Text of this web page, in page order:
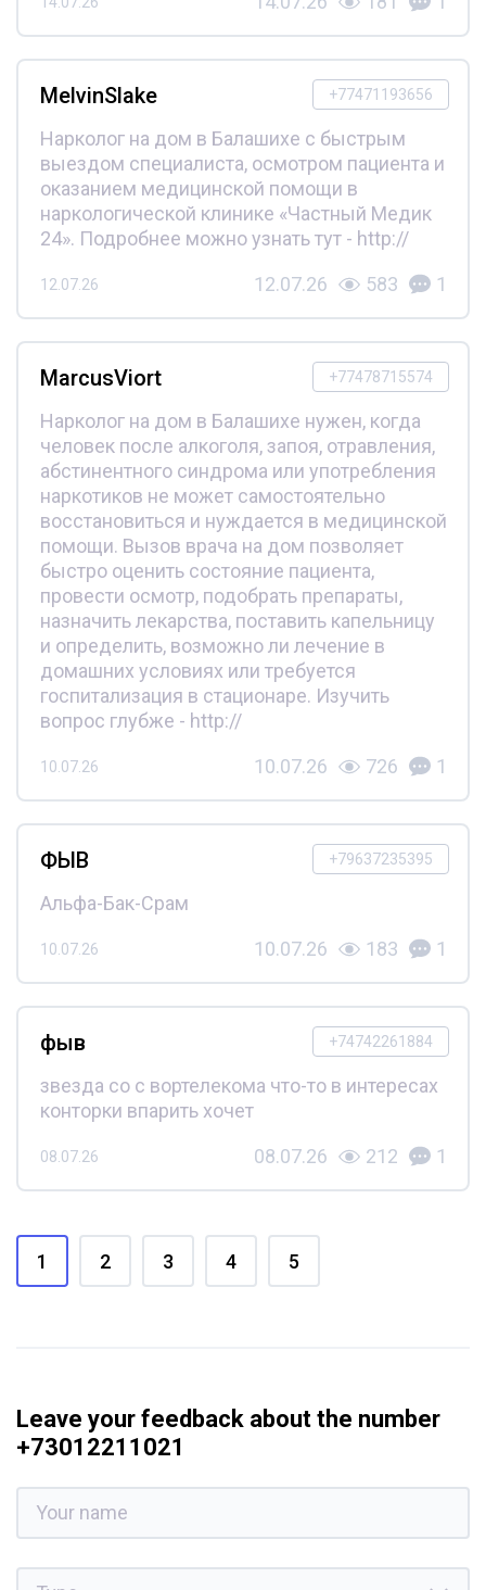
+77471193656
MelvinSlake
Нарколог на дом в Балашихе с быстрым
выездом специалиста, осмотром пациента и
оказанием медицинской помощи в
наркологической клинике «Частный Медик
24». Подробнее можно узнать тут - http://
12.07.26 12.07.26 583 1
+77478715574
MarcusViort
Нарколог на дом в Балашихе нужен, когда
человек после алкоголя, запоя, отравления,
абстинентного синдрома или употребления
наркотиков не может самостоятельно
восстановиться и нуждается в медицинской
помощи. Вызов врача на дом позволяет
быстро оценить состояние пациента,
провести осмотр, подобрать препараты,
назначить лекарства, поставить капельницу
и определить, возможно ли лечение в
домашних условиях или требуется
госпитализация в стационаре. Изучить
вопрос глубже - http://
10.07.26 10.07.26 726 1
+79637235395
ФЫВ
Альфа-Бак-Срам
10.07.26 10.07.26 183 1
+74742261884
фыв
звезда со с вортелекома что-то в интересах
конторки впарить хочет
08.07.26 08.07.26 212 1
1 2 3 4 5
Leave your feedback about the number
+73012211021